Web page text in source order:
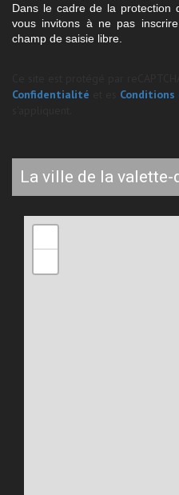
Dans le cadre de la protection
vous invitons à ne pas
champ de saisie libre.
Confidentialité
la ville de la